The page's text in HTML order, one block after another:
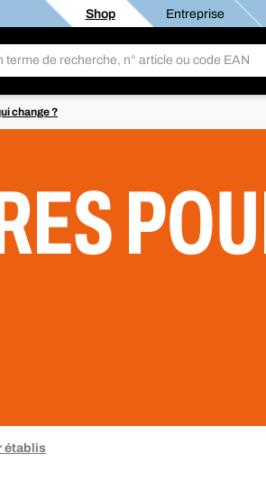
Shop Entreprise
change ?
établis